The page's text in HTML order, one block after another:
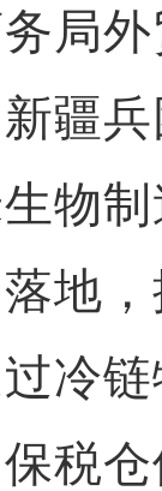
外
疆
物
地
冷
税